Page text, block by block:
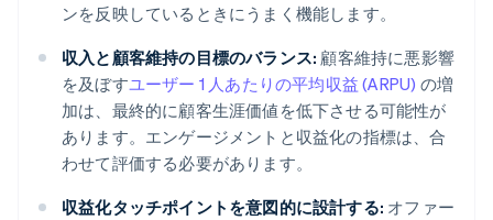
ンを反映しているときにうまく機能します。
収入と顧客維持の目標のバランス: 顧客維持に悪影響
を及ぼすユーザー 1 人あたりの平均収益 (ARPU) の増
加は、最終的に顧客生涯価値を低下させる可能性が
あります。エンゲージメントと収益化の指標は、合
わせて評価する必要があります。
収益化タッチポイントを意図的に設計する: オファー